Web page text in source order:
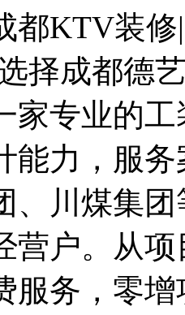
都KTV装
择成都德
家专业的
能力，服
、川煤集
营户。从
服务，零